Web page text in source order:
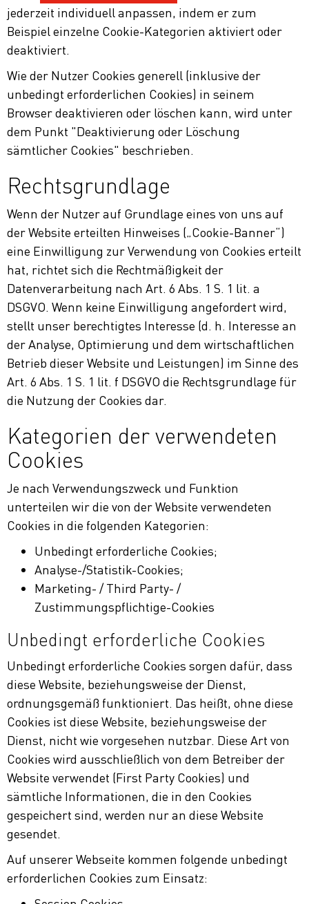
jederzeit individuell anpassen, indem er zum
Beispiel einzelne Cookie-Kategorien aktiviert oder
deaktiviert.
Wie der Nutzer Cookies generell (inklusive der
unbedingt erforderlichen Cookies) in seinem
Browser deaktivieren oder löschen kann, wird unter
dem Punkt "Deaktivierung oder Löschung
sämtlicher Cookies" beschrieben.
Rechtsgrundlage
Wenn der Nutzer auf Grundlage eines von uns auf
der Website erteilten Hinweises („Cookie-Banner“)
eine Einwilligung zur Verwendung von Cookies erteilt
hat, richtet sich die Rechtmäßigkeit der
Datenverarbeitung nach Art. 6 Abs. 1 S. 1 lit. a
DSGVO. Wenn keine Einwilligung angefordert wird,
stellt unser berechtigtes Interesse (d. h. Interesse an
der Analyse, Optimierung und dem wirtschaftlichen
Betrieb dieser Website und Leistungen) im Sinne des
Art. 6 Abs. 1 S. 1 lit. f DSGVO die Rechtsgrundlage für
die Nutzung der Cookies dar.
Kategorien der verwendeten
Cookies
Je nach Verwendungszweck und Funktion
unterteilen wir die von der Website verwendeten
Cookies in die folgenden Kategorien:
Unbedingt erforderliche Cookies;
Analyse-/Statistik-Cookies;
Marketing- / Third Party- /
Zustimmungspflichtige-Cookies
Unbedingt erforderliche Cookies
Unbedingt erforderliche Cookies sorgen dafür, dass
diese Website, beziehungsweise der Dienst,
ordnungsgemäß funktioniert. Das heißt, ohne diese
Cookies ist diese Website, beziehungsweise der
Dienst, nicht wie vorgesehen nutzbar. Diese Art von
Cookies wird ausschließlich von dem Betreiber der
Website verwendet (First Party Cookies) und
sämtliche Informationen, die in den Cookies
gespeichert sind, werden nur an diese Website
gesendet.
Auf unserer Webseite kommen folgende unbedingt
erforderlichen Cookies zum Einsatz: